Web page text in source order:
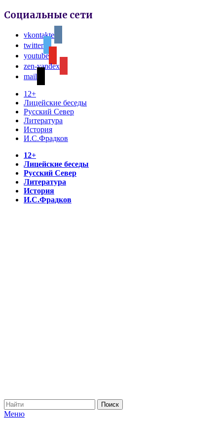
Социальные сети
vkontakte
twitter
youtube
zen-yandex
mail
12+
Лицейские беседы
Русский Север
Литература
История
И.С.Фрадков
12+
Лицейские беседы
Русский Север
Литература
История
И.С.Фрадков
Меню